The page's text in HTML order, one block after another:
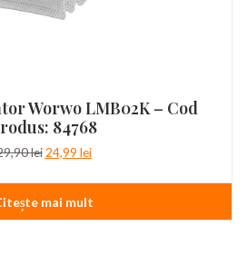
Worwo LMB02K – Cod
84768
lei Prețul
a
fost:
29,90 lei.
24,99 leiPrețul
este:
24,99 lei.
mai mult